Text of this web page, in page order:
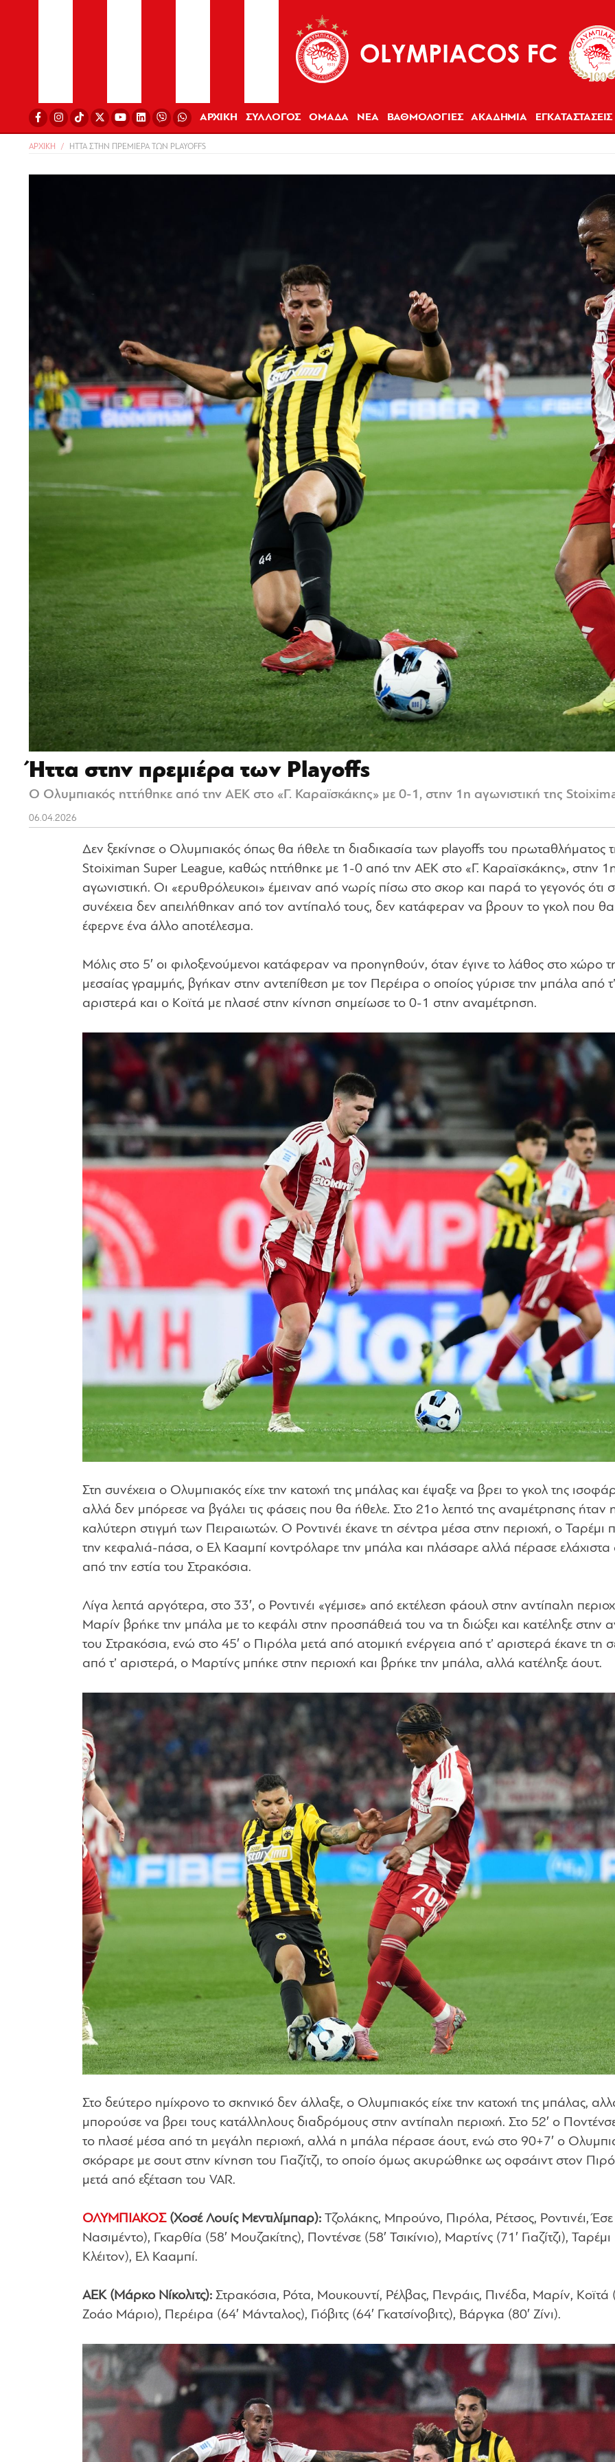
ΑΡΧΙΚΗ ΣΥΛΛΟΓΟΣ ΟΜΑΔΑ ΝΕΑ ΒΑΘΜΟΛΟΓΙΕΣ ΑΚΑΔΗΜΙΑ ΕΓΚΑΤΑΣΤΑΣΕΙΣ
ΑΡΧΙΚΗ ΗΤΤΑ ΣΤΗΝ ΠΡΕΜΙΕΡΑ ΤΩΝ PLAYOFFS
Ήττα στην πρεμιέρα των Playoffs
Ο Ολυμπιακός ηττήθηκε από την ΑΕΚ στο «Γ. Καραϊσκάκης» με 0-1, στην 1η αγωνιστική της
06.04.2026
Δεν ξεκίνησε ο Ολυμπιακός όπως θα ήθελε τη διαδικασία των playoffs του πρωταθλήματος
Stoiximan Super League, καθώς ηττήθηκε με 1-0 από την ΑΕΚ στο «Γ. Καραϊσκάκης», στην
αγωνιστική. Οι «ερυθρόλευκοι» έμειναν από νωρίς πίσω στο σκορ και παρά το γεγονός ότι
συνέχεια δεν απειλήθηκαν από τον αντίπαλό τους, δεν κατάφεραν να βρουν το γκολ που θα
έφερνε ένα άλλο αποτέλεσμα.
Μόλις στο 5′ οι φιλοξενούμενοι κατάφεραν να προηγηθούν, όταν έγινε το λάθος στο χώρο
μεσαίας γραμμής, βγήκαν στην αντεπίθεση με τον Περέιρα ο οποίος γύρισε την μπάλα από τ’
αριστερά και ο Κοϊτά με πλασέ στην κίνηση σημείωσε το 0-1 στην αναμέτρηση.
Στη συνέχεια ο Ολυμπιακός είχε την κατοχή της μπάλας και έψαξε να βρει το γκολ της
αλλά δεν μπόρεσε να βγάλει τις φάσεις που θα ήθελε. Στο 21ο λεπτό της αναμέτρησης ήταν
καλύτερη στιγμή των Πειραιωτών. Ο Ροντινέι έκανε τη σέντρα μέσα στην περιοχή, ο Ταρέμι
την κεφαλιά-πάσα, ο Ελ Κααμπί κοντρόλαρε την μπάλα και πλάσαρε αλλά πέρασε ελάχιστα
από την εστία του Στρακόσια.
Λίγα λεπτά αργότερα, στο 33′, ο Ροντινέι «γέμισε» από εκτέλεση φάουλ στην αντίπαλη
Μαρίν βρήκε την μπάλα με το κεφάλι στην προσπάθειά του να τη διώξει και κατέληξε στην
του Στρακόσια, ενώ στο 45′ ο Πιρόλα μετά από ατομική ενέργεια από τ’ αριστερά έκανε τη
από τ’ αριστερά, ο Μαρτίνς μπήκε στην περιοχή και βρήκε την μπάλα, αλλά κατέληξε άουτ.
Στο δεύτερο ημίχρονο το σκηνικό δεν άλλαξε, ο Ολυμπιακός είχε την κατοχή της μπάλας,
μπορούσε να βρει τους κατάλληλους διαδρόμους στην αντίπαλη περιοχή. Στο 52′ ο
το πλασέ μέσα από τη μεγάλη περιοχή, αλλά η μπάλα πέρασε άουτ, ενώ στο 90+7′ ο
σκόραρε με σουτ στην κίνηση του Γιαζίτζι, το οποίο όμως ακυρώθηκε ως οφσάιντ στον
μετά από εξέταση του VAR.
ΟΛΥΜΠΙΑΚΟΣ(Χοσέ Λουίς Μεντιλίμπαρ): Τζολάκης, Μπρούνο, Πιρόλα, Ρέτσος, Ροντινέι, Έσε
Νασιμέντο), Γκαρθία (58′ Μουζακίτης), Ποντένσε (58′ Τσικίνιο), Μαρτίνς (71′ Γιαζίτζι), Ταρέμι
Κλέιτον), Ελ Κααμπί.
ΑΕΚ (Μάρκο Νίκολιτς): Στρακόσια, Ρότα, Μουκουντί, Ρέλβας, Πενράις, Πινέδα, Μαρίν, Κοϊτά
Ζοάο Μάριο), Περέιρα (64′ Μάνταλος), Γιόβιτς (64′ Γκατσίνοβιτς), Βάργκα (80′ Ζίνι).